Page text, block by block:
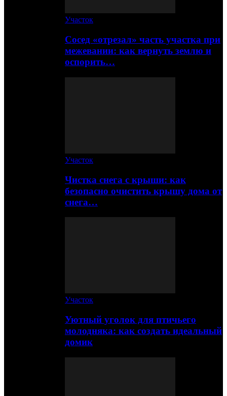
Участок
Сосед «отрезал» часть участка при
межевании: как вернуть землю и
оспорить…
Участок
Чистка снега с крыши: как
безопасно очистить крышу дома от
снега…
Участок
Уютный уголок для птичьего
молодняка: как создать идеальный
домик